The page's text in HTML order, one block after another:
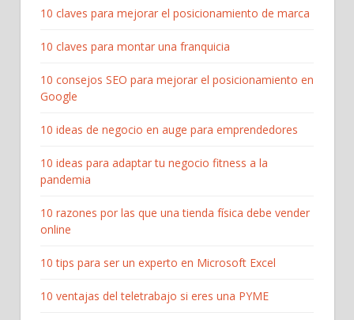
10 claves para mejorar el posicionamiento de marca
10 claves para montar una franquicia
10 consejos SEO para mejorar el posicionamiento en
Google
10 ideas de negocio en auge para emprendedores
10 ideas para adaptar tu negocio fitness a la
pandemia
10 razones por las que una tienda física debe vender
online
10 tips para ser un experto en Microsoft Excel
10 ventajas del teletrabajo si eres una PYME